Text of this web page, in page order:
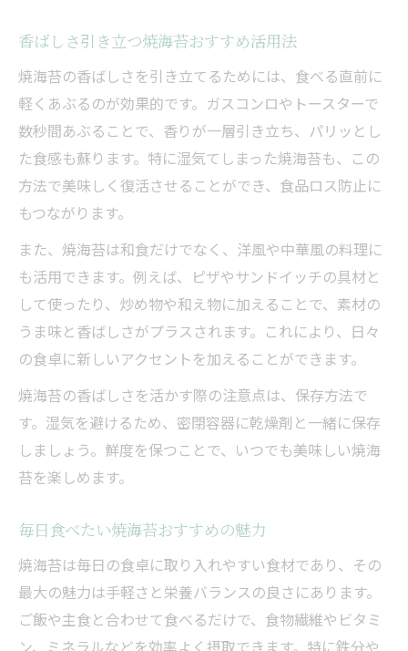
香ばしさ引き立つ焼海苔おすすめ活用法
焼海苔の香ばしさを引き立てるためには、食べる直前に
軽くあぶるのが効果的です。ガスコンロやトースターで
数秒間あぶることで、香りが一層引き立ち、パリッとし
た食感も蘇ります。特に湿気てしまった焼海苔も、この
方法で美味しく復活させることができ、食品ロス防止に
もつながります。
また、焼海苔は和食だけでなく、洋風や中華風の料理に
も活用できます。例えば、ピザやサンドイッチの具材と
して使ったり、炒め物や和え物に加えることで、素材の
うま味と香ばしさがプラスされます。これにより、日々
の食卓に新しいアクセントを加えることができます。
焼海苔の香ばしさを活かす際の注意点は、保存方法で
す。湿気を避けるため、密閉容器に乾燥剤と一緒に保存
しましょう。鮮度を保つことで、いつでも美味しい焼海
苔を楽しめます。
毎日食べたい焼海苔おすすめの魅力
焼海苔は毎日の食卓に取り入れやすい食材であり、その
最大の魅力は手軽さと栄養バランスの良さにあります。
ご飯や主食と合わせて食べるだけで、食物繊維やビタミ
ン、ミネラルなどを効率よく摂取できます。特に鉄分や